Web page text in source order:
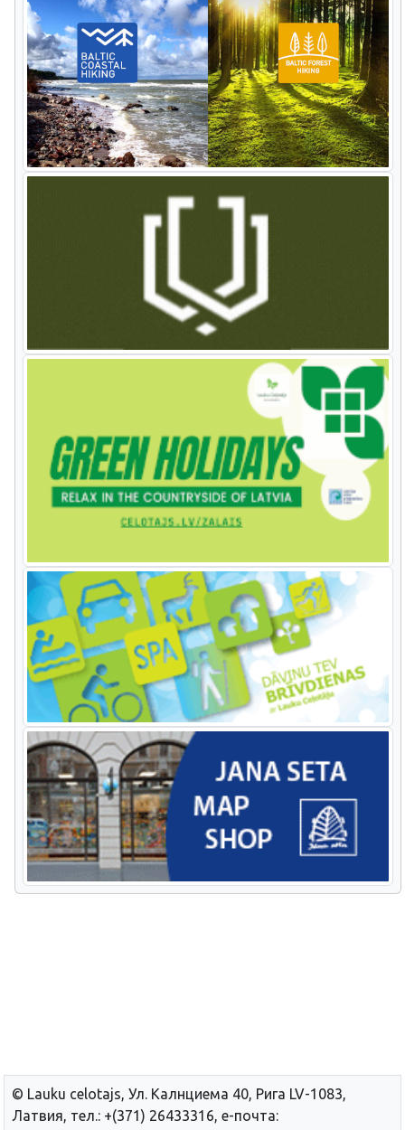
© Lauku сelotajs, Ул. Калнциема 40, Рига LV-1083,
Латвия, тел.: +(371) 26433316, е-почта: